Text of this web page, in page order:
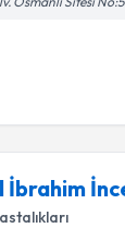
İbrahim